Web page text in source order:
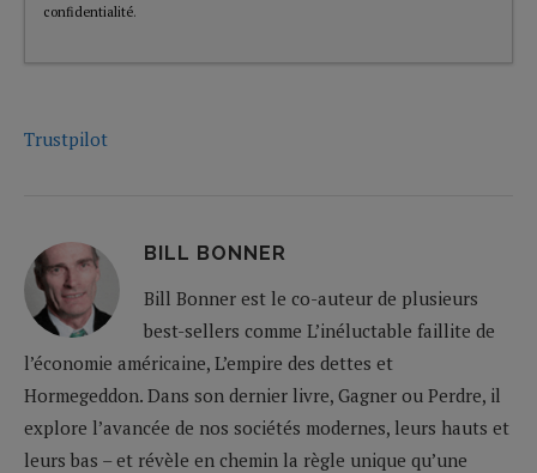
confidentialité.
Trustpilot
BILL BONNER
Bill Bonner est le co-auteur de plusieurs
best-sellers comme L’inéluctable faillite de
l’économie américaine, L’empire des dettes et
Hormegeddon. Dans son dernier livre, Gagner ou Perdre, il
explore l’avancée de nos sociétés modernes, leurs hauts et
leurs bas – et révèle en chemin la règle unique qu’une